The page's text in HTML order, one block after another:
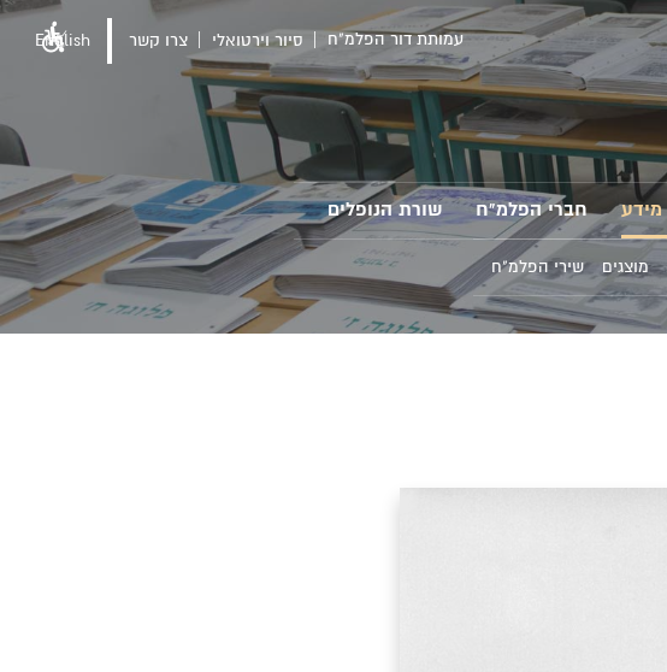
עמותת דור הפלמ"ח סיור וירטואלי צרו קשר English
מידע חברי הפלמ"ח שורת הנופלים
מוצגים שירי הפלמ"ח